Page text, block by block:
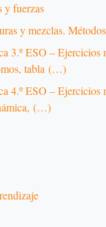
y fuerzas
y mezclas.
3.º ESO – Ejercicios
tabla (…)
4.º ESO – Ejercicios
(…)